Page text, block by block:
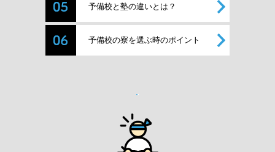
予備校と塾の違いとは？
予備校の寮を選ぶ時のポイント